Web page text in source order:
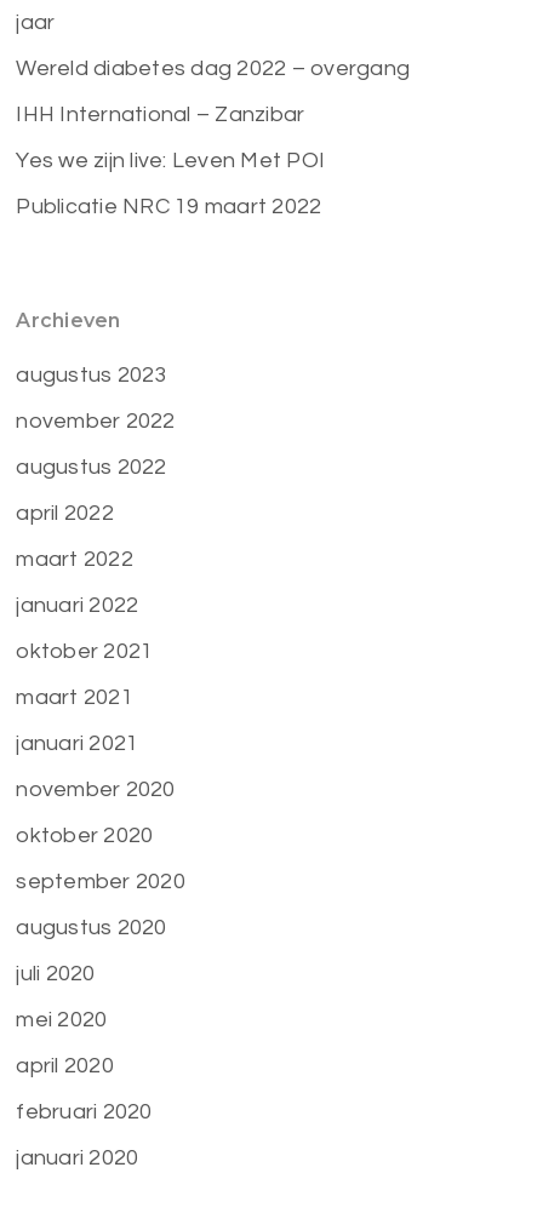
jaar
Wereld diabetes dag 2022 – overgang
IHH International – Zanzibar
Yes we zijn live: Leven Met POI
Publicatie NRC 19 maart 2022
Archieven
augustus 2023
november 2022
augustus 2022
april 2022
maart 2022
januari 2022
oktober 2021
maart 2021
januari 2021
november 2020
oktober 2020
september 2020
augustus 2020
juli 2020
mei 2020
april 2020
februari 2020
januari 2020